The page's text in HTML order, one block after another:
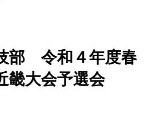
部 令和４年度春
畿大会予選会